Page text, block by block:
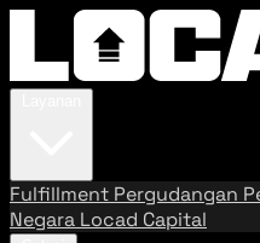
Fulfillment Pergudangan
Negara Locad Capital